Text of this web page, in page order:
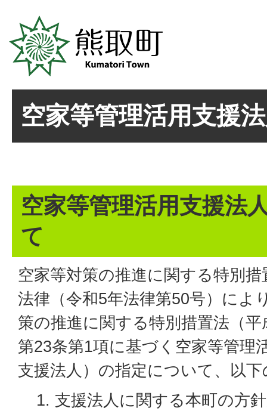
空家等管理活用支援
空家等管理活用支援法
て
空家等対策の推進に関する特別
法律（令和5年法律第50号）によ
策の推進に関する特別措置法（
第23条第1項に基づく空家等管理
支援法人）の指定について、以
支援法人に関する本町の方